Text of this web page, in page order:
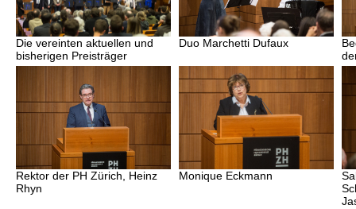
Die vereinten aktuellen und
bisherigen Preisträger
Duo Marchetti Dufaux
Rektor der PH Zürich, Heinz
Rhyn
Monique Eckmann